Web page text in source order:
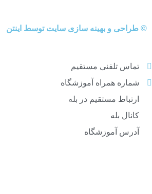
© طراحی و بهینه سازی سایت توسط اینتن
تماس تلفنی مستقیم
شماره همراه آموزشگاه
ارتباط مستقیم در بله
کانال بله
آدرس آموزشگاه